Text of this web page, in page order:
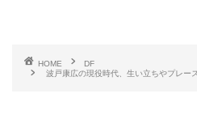
HOME
DF
波戸康広の現役時代、生い立ちやプレー